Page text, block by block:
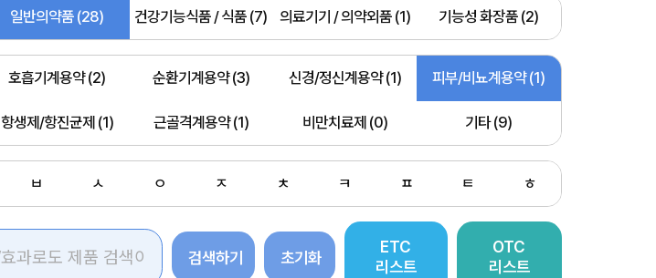
일반의약품 (28) 건강기능식품 / 식품 (7) 의료기기 / 의약외품 (1) 기능성 화장품 (2)
호흡기계용약 (2) 순환기계용약 (3) 신경/정신계용약 (1) 피부/비뇨계용약 (1)
항생제/항진균제 (1) 근골격계용약 (1) 비만치료제 (0) 기타 (9)
ㅂ ㅅ ㅇ ㅈ ㅊ ㅋ ㅍ ㅌ ㅎ
검색하기 초기화
ETC
리스트
OTC
리스트